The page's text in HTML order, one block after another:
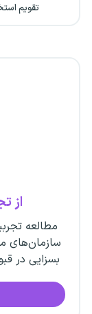
تقویم
از
مطالعه
سازمان‌های
بسزایی در